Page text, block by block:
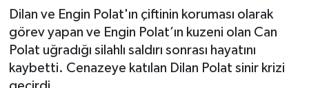
Dilan ve Engin Polat'ın çiftinin koruması olarak
görev yapan ve Engin Polat’ın kuzeni olan Can
Polat uğradığı silahlı saldırı sonrası hayatını
kaybetti. Cenazeye katılan Dilan Polat sinir krizi
Dünya
Kültür - Sanat
Son Dakika Haberleri